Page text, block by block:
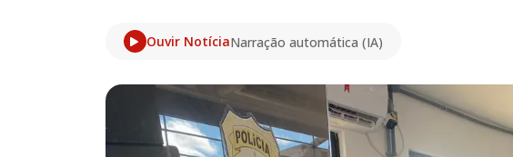
Ouvir NotíciaNarração automática (IA)